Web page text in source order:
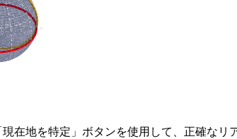
地を特定」ボタンを使用して、正確なリ